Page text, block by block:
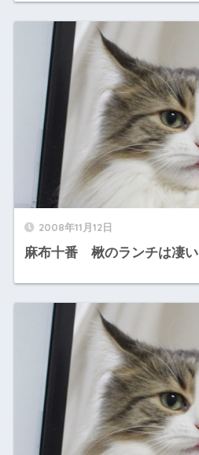
2008年11月12日
麻布十番 楸のランチは凄い